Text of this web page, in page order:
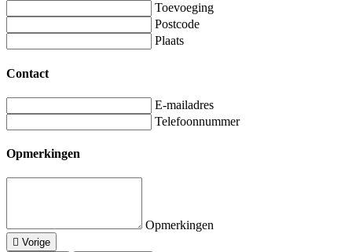
Toevoeging
Postcode
Plaats
Contact
E-mailadres
Telefoonnummer
Opmerkingen
Opmerkingen
Vorige